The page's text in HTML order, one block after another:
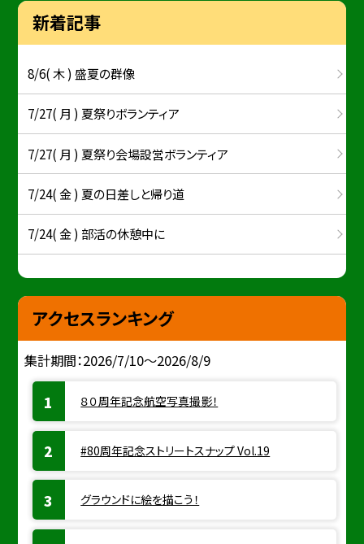
新着記事
8/6( 木 ) 盛夏の群像
7/27( 月 ) 夏祭りボランティア
7/27( 月 ) 夏祭り会場設営ボランティア
7/24( 金 ) 夏の日差しと帰り道
7/24( 金 ) 部活の休憩中に
アクセスランキング
集計期間：2026/7/10～2026/8/9
８０周年記念航空写真撮影！
#80周年記念ストリートスナップ Vol.19
グラウンドに絵を描こう！